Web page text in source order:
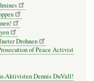
Drohnen
of Peace Activist
Aktivisten Dennis DuVall!